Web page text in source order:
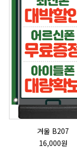
겨울 B207
16,000원